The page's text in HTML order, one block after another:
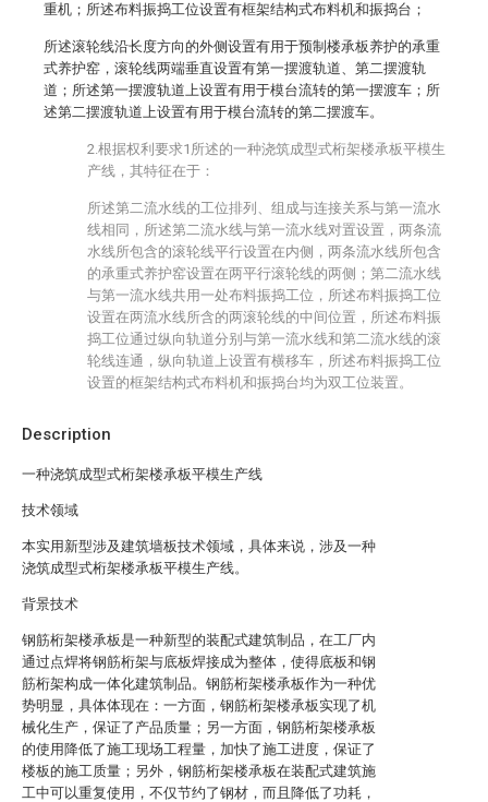
Description
一种浇筑成型式桁架楼承板平模生产线
技术领域
本实用新型涉及建筑墙板技术领域，具体来说，涉及一种
浇筑成型式桁架楼承板平模生产线。
背景技术
钢筋桁架楼承板是一种新型的装配式建筑制品，在工厂内
通过点焊将钢筋桁架与底板焊接成为整体，使得底板和钢
筋桁架构成一体化建筑制品。钢筋桁架楼承板作为一种优
势明显，具体体现在：一方面，钢筋桁架楼承板实现了机
械化生产，保证了产品质量；另一方面，钢筋桁架楼承板
的使用降低了施工现场工程量，加快了施工进度，保证了
楼板的施工质量；另外，钢筋桁架楼承板在装配式建筑施
工中可以重复使用，不仅节约了钢材，而且降低了功耗，
重机；所述布料振捣工位设置有框架结构式布料机和振捣台；
所述滚轮线沿长度方向的外侧设置有用于预制楼承板养护的承重
式养护窑，滚轮线两端垂直设置有第一摆渡轨道、第二摆渡轨
道；所述第一摆渡轨道上设置有用于模台流转的第一摆渡车；所
述第二摆渡轨道上设置有用于模台流转的第二摆渡车。
2.根据权利要求1所述的一种浇筑成型式桁架楼承板平模生
产线，其特征在于：
所述第二流水线的工位排列、组成与连接关系与第一流水
线相同，所述第二流水线与第一流水线对置设置，两条流
水线所包含的滚轮线平行设置在内侧，两条流水线所包含
的承重式养护窑设置在两平行滚轮线的两侧；第二流水线
与第一流水线共用一处布料振捣工位，所述布料振捣工位
设置在两流水线所含的两滚轮线的中间位置，所述布料振
捣工位通过纵向轨道分别与第一流水线和第二流水线的滚
轮线连通，纵向轨道上设置有横移车，所述布料振捣工位
设置的框架结构式布料机和振捣台均为双工位装置。